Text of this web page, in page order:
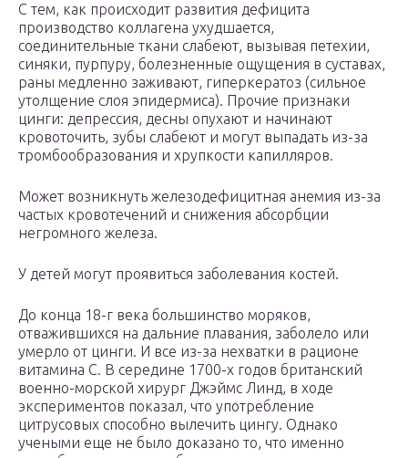
С тем, как происходит развития дефицита
производство коллагена ухудшается,
соединительные ткани слабеют, вызывая петехии,
синяки, пурпуру, болезненные ощущения в суставах,
раны медленно заживают, гиперкератоз (сильное
утолщение слоя эпидермиса). Прочие признаки
цинги: депрессия, десны опухают и начинают
кровоточить, зубы слабеют и могут выпадать из-за
тромбообразования и хрупкости капилляров.
Может возникнуть железодефицитная анемия из-за
частых кровотечений и снижения абсорбции
негромного железа.
У детей могут проявиться заболевания костей.
До конца 18-г века большинство моряков,
отважившихся на дальние плавания, заболело или
умерло от цинги. И все из-за нехватки в рационе
витамина С. В середине 1700-х годов британский
военно-морской хирург Джэймс Линд, в ходе
экспериментов показал, что употребление
цитрусовых способно вылечить цингу. Однако
учеными еще не было доказано то, что именно